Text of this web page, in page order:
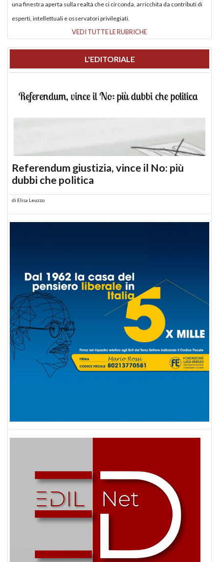
una finestra aperta sulla realtà che ci circonda, arricchita da contributi di
esperti, intellettuali e osservatori privilegiati.
VEDI TUTTE LE RUBRICHE
L'EDITORIALE
Referendum giustizia, vince il No: più
dubbi che politica
di Elisa Leuzzo